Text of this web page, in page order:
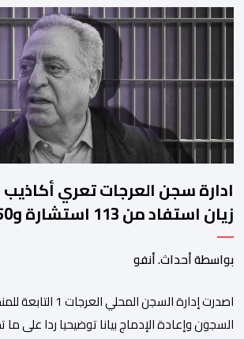
على منصات التواصل الاجتماعي، مصحوبا بعبارة
إشارة إلى رغبة الإدارة في الحفاظ على ركائز
ادارة سجن العرجات تعري
زيان استفاد من 113 استشارة و50 فحصا طبيا
بواسطة أحداث. أنفو
اصدرت إدارة السجن
السجون وإعادة الإدماج بيانا توضيحيا ردا على